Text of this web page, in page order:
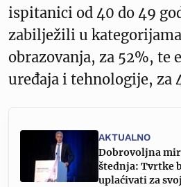
ispitanici od 40 do 49
zabilježili u
obrazovanja, za 52%, te
uređaja i tehnologije, za
AKTUALNO
Dobrovoljna
štednja: Tvrtke
uplaćivati za